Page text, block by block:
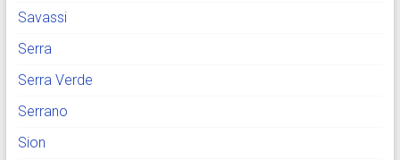
Savassi
Serra
Serra Verde
Serrano
Sion